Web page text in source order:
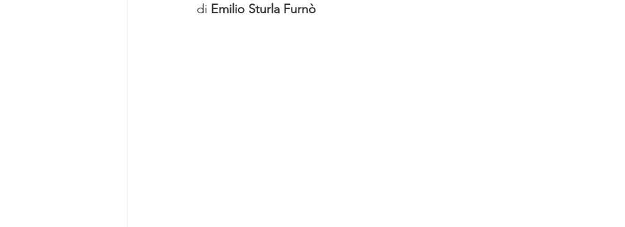
di Emilio Sturla Furnò